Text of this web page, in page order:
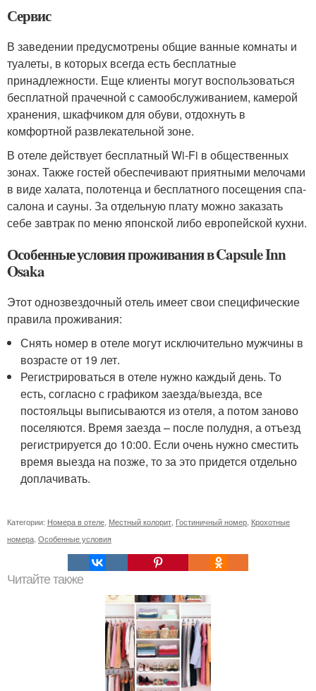
Сервис
В заведении предусмотрены общие ванные комнаты и
туалеты, в которых всегда есть бесплатные
принадлежности. Еще клиенты могут воспользоваться
бесплатной прачечной с самообслуживанием, камерой
хранения, шкафчиком для обуви, отдохнуть в
комфортной развлекательной зоне.
В отеле действует бесплатный Wi-Fi в общественных
зонах. Также гостей обеспечивают приятными мелочами
в виде халата, полотенца и бесплатного посещения спа-
салона и сауны. За отдельную плату можно заказать
себе завтрак по меню японской либо европейской кухни.
Особенные условия проживания в Capsule Inn
Osaka
Этот однозвездочный отель имеет свои специфические
правила проживания:
Снять номер в отеле могут исключительно мужчины в
возрасте от 19 лет.
Регистрироваться в отеле нужно каждый день. То
есть, согласно с графиком заезда/выезда, все
постояльцы выписываются из отеля, а потом заново
поселяются. Время заезда – после полудня, а отъезд
регистрируется до 10:00. Если очень нужно сместить
время выезда на позже, то за это придется отдельно
доплачивать.
Категории: Номера в отеле Местный колорит Гостиничный номер Крохотные
номера Особенные условия
Читайте также